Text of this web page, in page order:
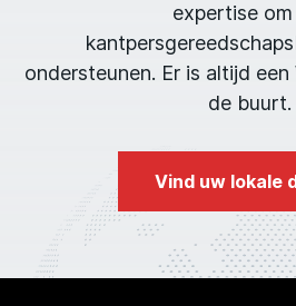
expertise
ondersteunen. Er is altijd
de buurt.
Vind uw lokale